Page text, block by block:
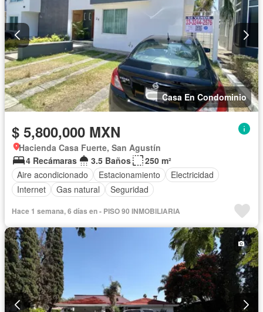
Casa En Condominio
$ 5,800,000 MXN
Hacienda Casa Fuerte, San Agustín
4 Recámaras
3.5 Baños
250 m²
Aire acondicionado
Estacionamiento
Electricidad
Internet
Gas natural Seguridad
Hace 1 semana, 6 días en - PISO 90 INMOBILIARIA